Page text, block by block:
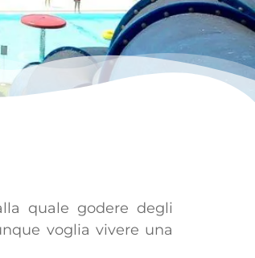
quale godere degli
voglia vivere una